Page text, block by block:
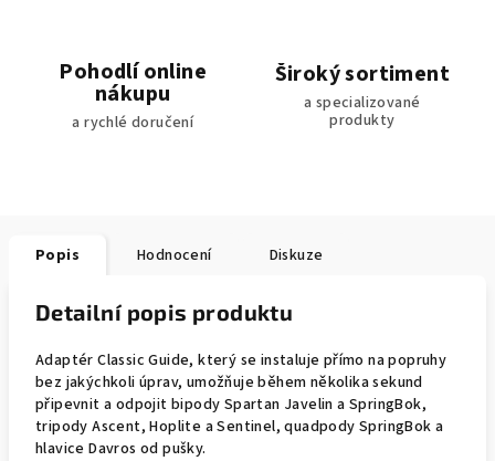
Pohodlí online
nákupu
a rychlé doručení
Široký sortiment
a specializované
produkty
Popis Hodnocení Diskuze
Detailní popis produktu
Adaptér Classic Guide, který se instaluje přímo na popruhy
bez jakýchkoli úprav, umožňuje během několika sekund
připevnit a odpojit bipody Spartan Javelin a SpringBok,
tripody Ascent, Hoplite a Sentinel, quadpody SpringBok a
hlavice Davros od pušky.